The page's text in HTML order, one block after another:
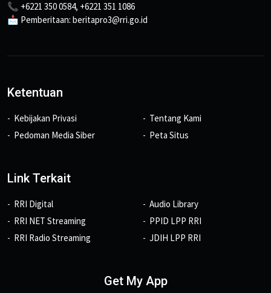
📞 +6221 350 0584, +6221 351 1086
📩 Pemberitaan: beritapro3@rri.go.id
Ketentuan
Kebijakan Privasi
Pedoman Media Siber
Tentang Kami
Peta Situs
Link Terkait
RRI Digital
RRI NET Streaming
RRI Radio Streaming
Audio Library
PPID LPP RRI
JDIH LPP RRI
Get My App